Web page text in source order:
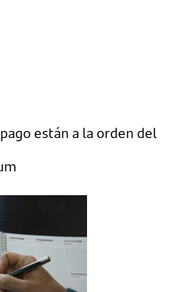
están a la orden del